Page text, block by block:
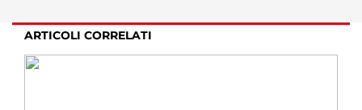
ARTICOLI CORRELATI